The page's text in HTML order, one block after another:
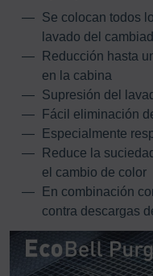
Se colocan todos
lavado del
Reducción hasta
en la cabina
Supresión del
Fácil eliminación
Especialmente
Reduce la
el cambio de color
En combinación
contra descargas